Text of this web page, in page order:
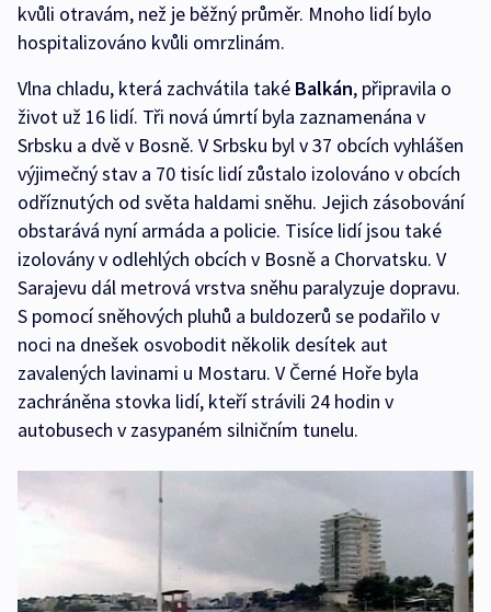
kvůli otravám, než je běžný průměr. Mnoho lidí bylo
hospitalizováno kvůli omrzlinám.
Vlna chladu, která zachvátila také Balkán, připravila o
život už 16 lidí. Tři nová úmrtí byla zaznamenána v
Srbsku a dvě v Bosně. V Srbsku byl v 37 obcích vyhlášen
výjimečný stav a 70 tisíc lidí zůstalo izolováno v obcích
odříznutých od světa haldami sněhu. Jejich zásobování
obstarává nyní armáda a policie. Tisíce lidí jsou také
izolovány v odlehlých obcích v Bosně a Chorvatsku. V
Sarajevu dál metrová vrstva sněhu paralyzuje dopravu.
S pomocí sněhových pluhů a buldozerů se podařilo v
noci na dnešek osvobodit několik desítek aut
zavalených lavinami u Mostaru. V Černé Hoře byla
zachráněna stovka lidí, kteří strávili 24 hodin v
autobusech v zasypaném silničním tunelu.